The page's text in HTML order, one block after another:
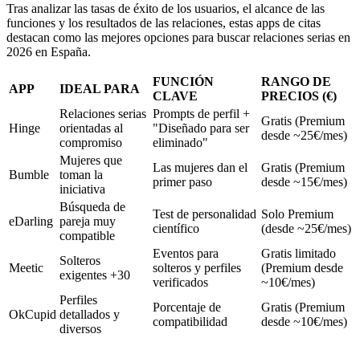
Tras analizar las tasas de éxito de los usuarios, el alcance de las
funciones y los resultados de las relaciones, estas apps de citas
destacan como las mejores opciones para buscar relaciones serias en
2026 en España.
APP IDEAL PARA
FUNCIÓN
CLAVE
RANGO DE
PRECIOS (€)
Hinge
Relaciones serias
orientadas al
compromiso
Prompts de perfil +
"Diseñado para ser
eliminado"
Gratis (Premium
desde ~25€/mes)
Bumble
Mujeres que
toman la
iniciativa
Las mujeres dan el
primer paso
Gratis (Premium
desde ~15€/mes)
eDarling
Búsqueda de
pareja muy
compatible
Test de personalidad
científico
Solo Premium
(desde ~25€/mes)
Meetic
Solteros
exigentes +30
Eventos para
solteros y perfiles
verificados
Gratis limitado
(Premium desde
~10€/mes)
OkCupid
Perfiles
detallados y
diversos
Porcentaje de
compatibilidad
Gratis (Premium
desde ~10€/mes)